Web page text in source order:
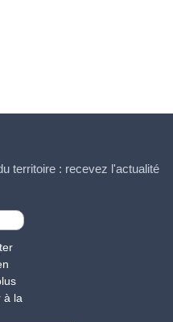
territoire : recevez l'actualité
à la